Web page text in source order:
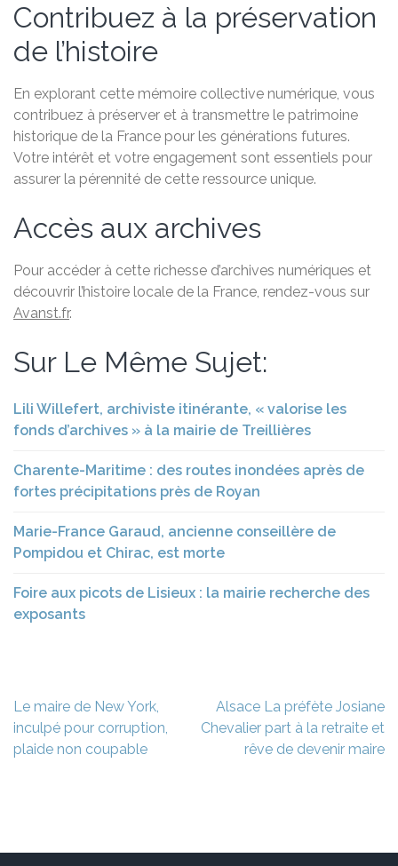
Contribuez à la préservation
de l’histoire
En explorant cette mémoire collective numérique, vous
contribuez à préserver et à transmettre le patrimoine
historique de la France pour les générations futures.
Votre intérêt et votre engagement sont essentiels pour
assurer la pérennité de cette ressource unique.
Accès aux archives
Pour accéder à cette richesse d’archives numériques et
découvrir l’histoire locale de la France, rendez-vous sur
Avanst.fr.
Sur Le Même Sujet:
Lili Willefert, archiviste itinérante, « valorise les
fonds d’archives » à la mairie de Treillières
Charente-Maritime : des routes inondées après de
fortes précipitations près de Royan
Marie-France Garaud, ancienne conseillère de
Pompidou et Chirac, est morte
Foire aux picots de Lisieux : la mairie recherche des
exposants
Navigation
de
l’article
Le maire de New York,
inculpé pour corruption,
plaide non coupable
Alsace La préfète Josiane
Chevalier part à la retraite et
rêve de devenir maire